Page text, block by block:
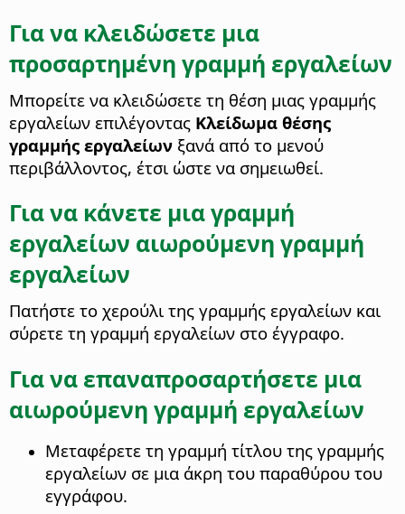
Για να κλειδώσετε μια
προσαρτημένη γραμμή εργαλείων
Μπορείτε να κλειδώσετε τη θέση μιας γραμμής
εργαλείων επιλέγοντας Κλείδωμα θέσης
γραμμής εργαλείων ξανά από το μενού
περιβάλλοντος, έτσι ώστε να σημειωθεί.
Για να κάνετε μια γραμμή
εργαλείων αιωρούμενη γραμμή
εργαλείων
Πατήστε το χερούλι της γραμμής εργαλείων και
σύρετε τη γραμμή εργαλείων στο έγγραφο.
Για να επαναπροσαρτήσετε μια
αιωρούμενη γραμμή εργαλείων
Μεταφέρετε τη γραμμή τίτλου της γραμμής
εργαλείων σε μια άκρη του παραθύρου του
εγγράφου.